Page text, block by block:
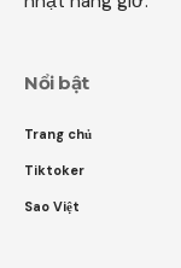
Nổi bật
Trang chủ
Tiktoker
Sao Việt